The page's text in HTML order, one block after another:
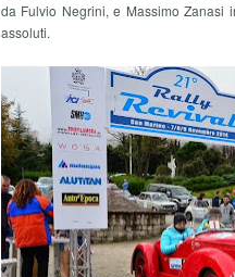
da Fulvio Negrini, e Massimo Zanasi
assoluti.